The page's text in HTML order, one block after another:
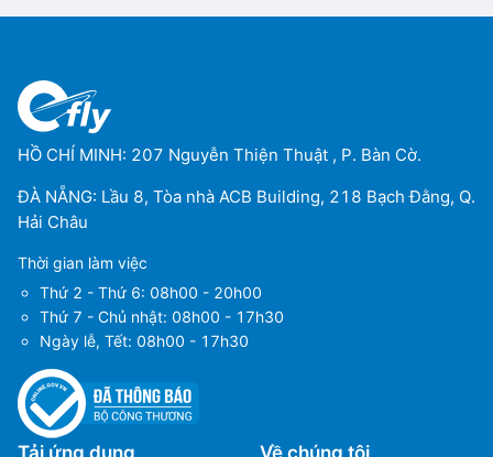
HỒ CHÍ MINH: 207 Nguyễn Thiện Thuật , P. Bàn Cờ.
ĐÀ NẴNG: Lầu 8, Tòa nhà ACB Building, 218 Bạch Đằng, Q.
Hải Châu
Thời gian làm việc
Thứ 2 - Thứ 6: 08h00 - 20h00
Thứ 7 - Chủ nhật: 08h00 - 17h30
Ngày lễ, Tết: 08h00 - 17h30